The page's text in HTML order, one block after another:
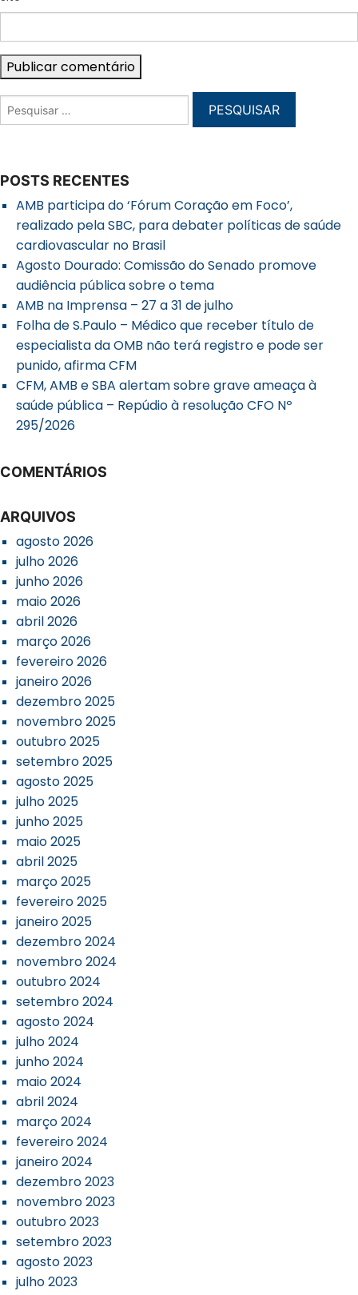
POSTS RECENTES
AMB participa do ‘Fórum Coração em Foco’,
realizado pela SBC, para debater políticas de saúde
cardiovascular no Brasil
Agosto Dourado: Comissão do Senado promove
audiência pública sobre o tema
AMB na Imprensa – 27 a 31 de julho
Folha de S.Paulo – Médico que receber título de
especialista da OMB não terá registro e pode ser
punido, afirma CFM
CFM, AMB e SBA alertam sobre grave ameaça à
saúde pública – Repúdio à resolução CFO Nº
295/2026
COMENTÁRIOS
ARQUIVOS
agosto 2026
julho 2026
junho 2026
maio 2026
abril 2026
março 2026
fevereiro 2026
janeiro 2026
dezembro 2025
novembro 2025
outubro 2025
setembro 2025
agosto 2025
julho 2025
junho 2025
maio 2025
abril 2025
março 2025
fevereiro 2025
janeiro 2025
dezembro 2024
novembro 2024
outubro 2024
setembro 2024
agosto 2024
julho 2024
junho 2024
maio 2024
abril 2024
março 2024
fevereiro 2024
janeiro 2024
dezembro 2023
novembro 2023
outubro 2023
setembro 2023
agosto 2023
julho 2023